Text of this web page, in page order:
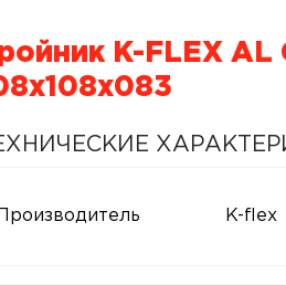
K-FLEX AL
Производитель K-flex